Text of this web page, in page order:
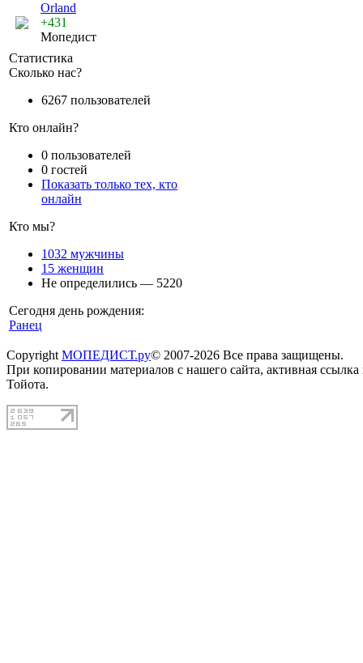
Orland
+431
Мопедист
Статистика
Сколько нас?
6267 пользователей
Кто онлайн?
0 пользователей
0 гостей
Показать только тех, кто
онлайн
Кто мы?
1032 мужчины
15 женщин
Не определились — 5220
Сегодня день рождения:
Ранец
Copyright МОПЕДИСТ.ру© 2007-2026 Все права защищены.
При копировании материалов с нашего сайта, активная
Тойота.